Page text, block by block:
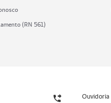
(RN 561)
Ouvidoria